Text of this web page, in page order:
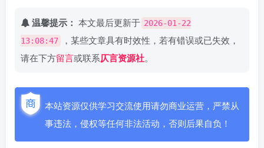
温馨提示： 本文最后更新于 2026-01-22
13:08:47
，某些文章具有时效性，若有错误或已失效，
请在下方留言或联系仄言资源社。
本站资源仅供学习交流使用请勿商业运营，严禁从
事违法，侵权等任何非法活动，否则后果自负！